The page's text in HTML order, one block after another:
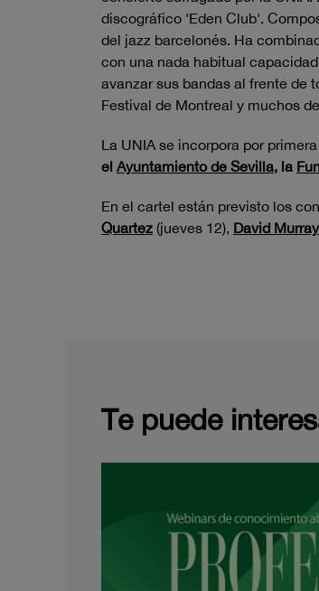
discográfico 'Eden Club'.
del jazz barcelonés. Ha
con una nada habitual
avanzar sus bandas al frente de
Festival de Montreal y muchos
La UNIA se incorpora por
el Ayuntamiento de Sevilla, la
En el cartel están previsto los
Quartez (jueves 12), David
Te puede